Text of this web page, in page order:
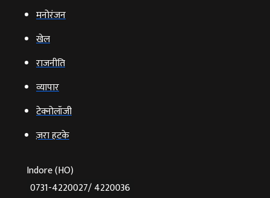
मनोरंजन
खेल
राजनीति
व्‍यापार
टेक्‍नोलॉजी
ज़रा हटके
Indore (HO)
0731-4220027/ 4220036